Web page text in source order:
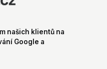
našich klientů na
Google a